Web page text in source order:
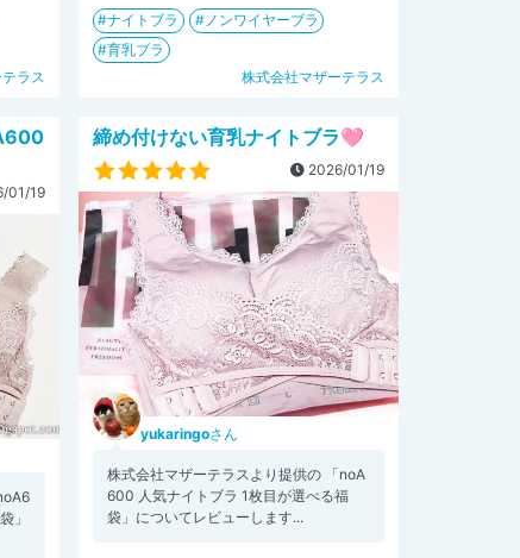
ラス
ナイトブラ
ノンワイヤーブラ
育乳ブラ
株式会社マザーテラス
01/19
」
締め付けない育乳ナイトブラ🩷
2026/01/19
yukaringoさん
株式会社マザーテラスより提供の 「noA
600 人気ナイトブラ 1枚目が選べる福
袋」についてレビューします...